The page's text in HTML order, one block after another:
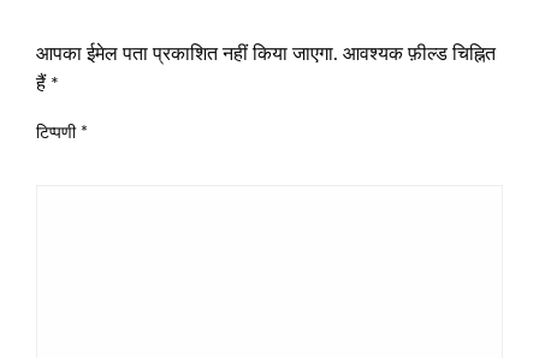
आपका ईमेल पता प्रकाशित नहीं किया जाएगा. आवश्यक फ़ील्ड चिह्नित
हैं *
टिप्पणी *